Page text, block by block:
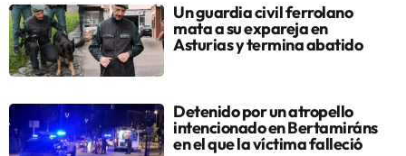
Un guardia civil ferrolano
mata a su expareja en
Asturias y termina abatido
Detenido por un atropello
intencionado en Bertamiráns
en el que la víctima falleció